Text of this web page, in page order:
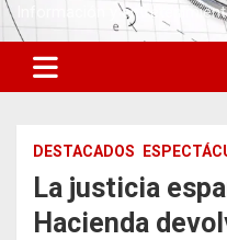
Información y
DESTACADOS
La justicia
Hacienda